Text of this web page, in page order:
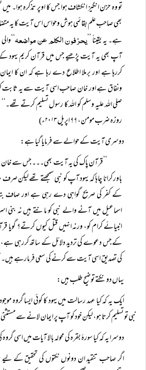
تو وہ حزن انگیز انکشاف ہوا جس کا اوپر تذکرہ ہوا۔ میں
بھی صاحب علم بقائمی ہوش وحواس اس آیت کا یہ
ہے۔ یہ یقیناً ’’یحرّفون الکلم عن مواضعہ
آپ بھی یہ آیت پڑھیے جس میں قرآن کریم یہود کے
کررہا ہے اور برملا اطلاع دے رہا ہے کہ ان کا
ونفاق ہے اور خان صاحب اسی آیت سے یہ ثابت
صلی اللہ علیہ وسلم کو اللہ کا رسول تسلیم کرتے تھے۔‘‘
روزہ ضرب مومن، ؟؟ اپریل ۲۰۱۳ء)
دوسری آیت کے حوالے سے فرمایا گیا ہے:
’’قرآن پاک کی یہ آیت بھی۔۔۔ جس سے
باور کرانا چاہا کہ یہود آپ کو نبی سمجھتے تھے لیکن
کے کفر کی صریح گواہی دے رہی ہے اور صاف
اسماعیل میں آنے والے نبی کو مانتے ہیں نہ بنی
انبیائے کرام کو، ورنہ انہیں قتل کیوں کرتے؟ گویا
کے جس دعوے کی تردید دلائل کے ساتھ کررہی
کی تصدیق اسی آیت سے کرنے کی سعی فرمارہے ہیں۔‘‘
یہاں دو نکتے توضیح طلب ہیں:
ایک یہ کہ کیا عہد رسالت میں یہود کا کوئی ایسا گروہ
نبی تو تسلیم کرتا ہو، لیکن خود کو آپ پر ایمان لانے سے مستثنیٰ
دوسرا یہ کہ کیا سورۂ بقرہ کی محولہ بالا آیات میں اسی
اگر صاحب تنقید ان دونوں نکتوں کی تحقیق کے لیے